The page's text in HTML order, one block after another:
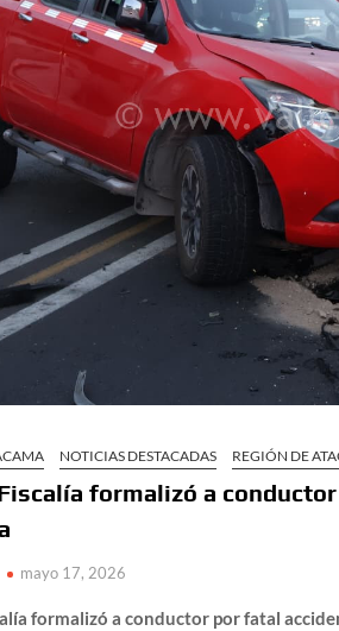
NOTICIAS DESTACADAS REGIÓN DE
formalizó a
mayo 17, 2026
formalizó a conductor por fatal